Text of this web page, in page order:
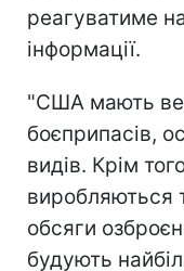
реагуватиме
інформації.
"США мають
боєприпасів,
видів. Крім
виробляються
обсяги
будують